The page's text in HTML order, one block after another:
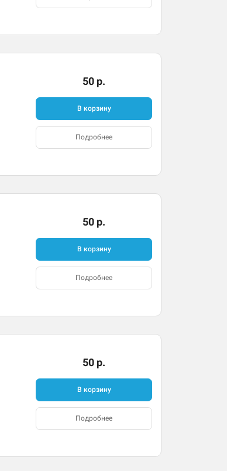
50 р.
В корзину
Подробнее
50 р.
В корзину
Подробнее
50 р.
В корзину
Подробнее